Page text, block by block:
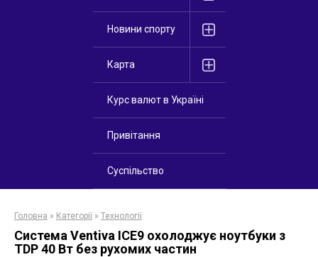
Новини спорту
Карта
Курс валют в Україні
Привітання
Суспільство
Головна » Категорії » Технології
Система Ventiva ICE9 охолоджує ноутбуки з
TDP 40 Вт без рухомих частин